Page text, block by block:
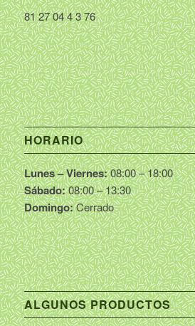
81 27 04 4 3 76
HORARIO
Lunes – Viernes:08:00 – 18:00
Sábado:08:00 – 13:30
Domingo:Cerrado
ALGUNOS PRODUCTOS